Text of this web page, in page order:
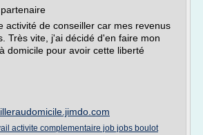
activité de conseiller car mes revenus
Très vite, j'ai décidé d'en faire mon
domicile pour avoir cette liberté
activite complementaire job jobs boulot